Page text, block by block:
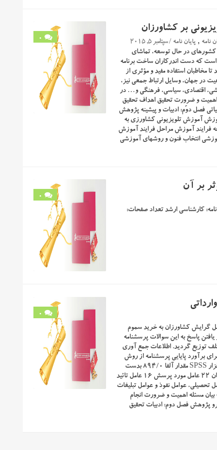
0
بر کشاورزان
نامه , پایان نامه / سپتامبر 5, 2015
در حال توسعه، تماشای
است که دست اندرکاران ساخت برنامه
مخاطبان استفاده مفید و مؤثری از
در جهان، وسایل ارتباط جمعی نیز،
اقتصادی، سیاسی، فرهنگی و… در
و ضرورت تحقیق اهداف تحقیق
فصل دوّم: ادبیات و پیشینه پژوهش
آموزش تلویزیونی کشاورزی به
آموزش مراحل فرایند آموزش
انتخاب فنون و روشهای آموزشی
0
بر آن
کارشناسی ارشد تعداد صفحات:
0
گرایش کشاورزان به خرید سموم
پاسخ به این سوالات پرسشنامه
تحصیلات مختلف توزیع گردید. اطلاعات جمع آوری
برآورد پایایی پرسشنامه از روش
آلفای کرونباخ استفاده شده که با لحاظ نمودن تعداد ۲۰ پرسشنامه و استفاده از نرم افزار SPSS مقدار آلفا ۸۹۴/۰ بدست
آمده است که درجه بالای همبستگی سوالات و برخورداری از پایایی بالا می باشد. از میان ۲۲ عامل مورد پرسش ۱۶ عامل تائید
تحصیلی، عوامل نفوذ و عوامل تبلیغات
مسئله اهمیت و ضرورت انجام
پژوهش فصل دوم: ادبیات تحقیق